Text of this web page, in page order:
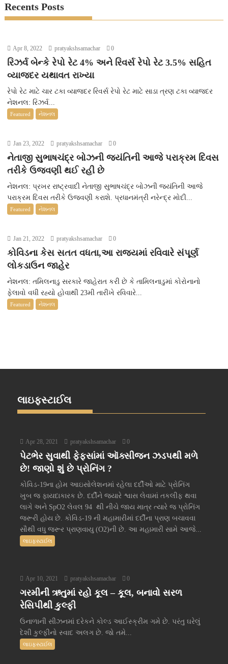
Recents Posts
Apr 8, 2022 pratyakshsamachar 0
રિઝર્વ બેન્કે રેપો રેટ 4% અને રિવર્સ રેપો રેટ 3.5% સહિત
વ્યાજદર યથાવત રાખ્યા
રેપો રેટ માટે ચાર ટકા વ્યાજદર રિવર્સ રેપો રેટ માટે સાડા ત્રણ ટકા વ્યાજદર
નેશનલ: રિઝર્વ...
Featured નેશનલ
Jan 23, 2022 pratyakshsamachar 0
નેતાજી સુભાષચંદ્ર બોઝની જયંતિની આજે પરાક્રમ દિવસ
તરીકે ઉજવણી થઈ રહી છે
નેશનલ: પ્રખર રાષ્ટ્રવાદી નેતાજી સુભાષચંદ્ર બોઝની જયંતિની આજે
પરાક્રમ દિવસ તરીકે ઉજવણી કરાશે. પ્રધાનમંત્રી નરેન્દ્ર મોદી...
Featured નેશનલ
Jan 21, 2022 pratyakshsamachar 0
કોવિડના કેસ સતત વધતા,આ રાજ્યમાં રવિવારે સંપૂર્ણ
લોકડાઉન જાહેર
નેશનલ: તમિલનાડુ સરકારે જાહેરાત કરી છે કે તામિલનાડુમાં કોરોનાનો
ફેલાવો વધી રહ્યો હોવાથી 23મી તારીખે રવિવારે...
Featured નેશનલ
લાઇફસ્ટાઈલ
Apr 28, 2021 pratyakshsamachar 0
પેટભેર સુવાથી ફેફસાંમાં ઑક્સીજન ઝડપથી મળે
છે! જાણો શું છે પ્રોનિંગ ?
કોવિડ-19ના હોમ આઇસોલેશનમાં રહેલા દર્દીઓ માટે પ્રોનિંગ
ખુબ જ ફાયદાકારક છે. દર્દીને જ્યારે શ્વાસ લેવામાં તકલીફ થવા
લાગે અને SpO2 લેવલ 94 થી નીચે જાય માત્ર ત્યારે જ પ્રોનિંગ
જરૂરી હોય છે. કોવિડ-19 ની મહામારીમાં દર્દીના પ્રાણ બચાવવા
સૌથી વધુ જરૂર પ્રાણવાયુ (O2)ની છે. આ મહામારી સામે આજે...
લાઇફસ્ટાઈલ
Apr 10, 2021 pratyakshsamachar 0
ગરમીની ઋતુમાં રહો કૂલ – કૂલ, બનાવો સરળ
રેસિપીથી કુલ્ફી
ઉનાળાની સીઝનમાં દરેકને કોલ્ડ આઈસ્ક્રીમ ગમે છે. પરંતુ ઘરેલું
દેશી કુલ્ફીનો સ્વાદ અલગ છે. જો તમે...
લાઇફસ્ટાઈલ